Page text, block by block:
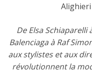
Alighieri
De Elsa
Balenciaga à Raf
aux stylistes et aux
révolutionnent la